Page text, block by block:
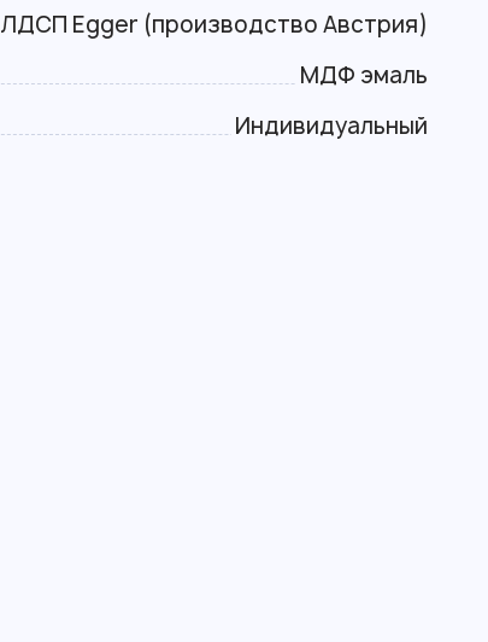
ЛДСП Egger (производство Австрия)
МДФ эмаль
Индивидуальный